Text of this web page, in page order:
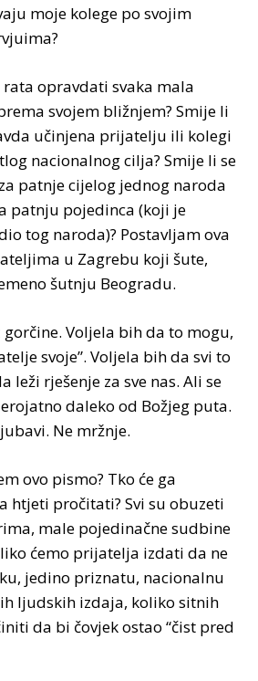
moje kolege po svojim
rata opravdati svaka mala
svojem bližnjem? Smije li
učinjena prijatelju ili kolegi
nacionalnog cilja? Smije li se
patnje cijelog jednog naroda
patnju pojedinca (koji je
tog naroda)? Postavljam ova
u Zagrebu koji šute,
šutnju Beogradu.
Voljela bih da to mogu,
svoje”. Voljela bih da svi to
leži rješenje za sve nas. Ali se
daleko od Božjeg puta.
Ne mržnje.
ovo pismo? Tko će ga
htjeti pročitati? Svi su obuzeti
male pojedinačne sudbine
ćemo prijatelja izdati da ne
jedino priznatu, nacionalnu
ljudskih izdaja, koliko sitnih
da bi čovjek ostao “čist pred